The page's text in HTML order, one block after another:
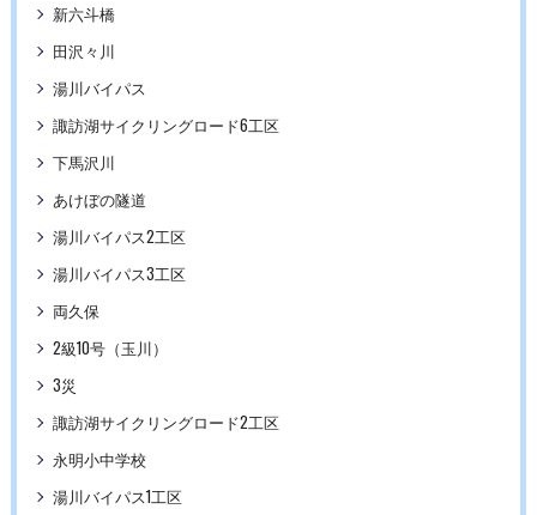
新六斗橋
田沢々川
湯川バイパス
諏訪湖サイクリングロード6工区
下馬沢川
あけぼの隧道
湯川バイパス2工区
湯川バイパス3工区
両久保
2級10号（玉川）
3災
諏訪湖サイクリングロード2工区
永明小中学校
湯川バイパス1工区